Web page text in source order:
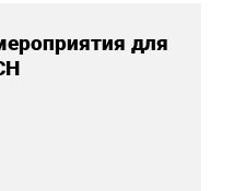
для